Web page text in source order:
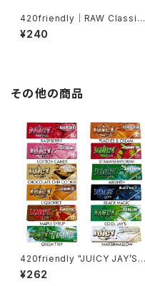
420friendly｜RAW Classic
Black 1¼サイズ ローリングペ
ーパー
¥240
その他の商品
420friendly "JUICY JAY’S"
フレーバーペーパー（1¼サイズ
／ 32枚入り）
¥262